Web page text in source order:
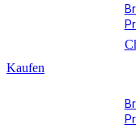
Kaufen